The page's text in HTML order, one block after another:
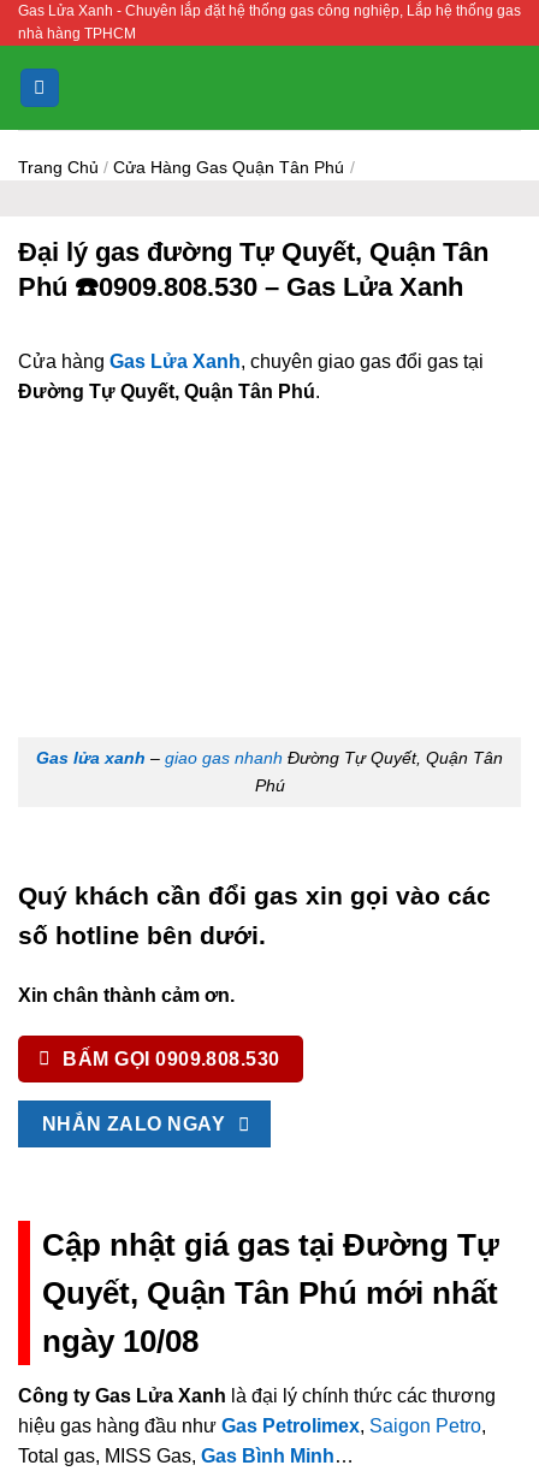
Bỏ
qua
nội
dung
Gas Lửa Xanh - Chuyên lắp đặt hệ thống gas công nghiệp, Lắp hệ thống gas
nhà hàng TPHCM
Trang Chủ / Cửa Hàng Gas Quận Tân Phú /
Đại lý gas đường Tự Quyết, Quận Tân
Phú ☎️0909.808.530 – Gas Lửa Xanh
Cửa hàng Gas Lửa Xanh, chuyên giao gas đổi gas tại
Đường Tự Quyết, Quận Tân Phú.
Gas lửa xanh – giao gas nhanh Đường Tự Quyết, Quận Tân
Phú
Quý khách cần đổi gas xin gọi vào các
số hotline bên dưới.
Xin chân thành cảm ơn.
BẤM GỌI 0909.808.530
NHẮN ZALO NGAY
Cập nhật giá gas tại Đường Tự
Quyết, Quận Tân Phú mới nhất
ngày 10/08
Công ty Gas Lửa Xanh là đại lý chính thức các thương
hiệu gas hàng đầu như Gas Petrolimex, Saigon Petro,
Total gas, MISS Gas, Gas Bình Minh…